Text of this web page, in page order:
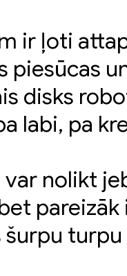
ir ļoti
piesūcas
disks
labi, pa
nolikt
šurpu